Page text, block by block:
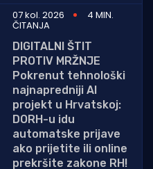
07 kol. 2026
4 MIN.
ČITANJA
DIGITALNI ŠTIT
PROTIV MRŽNJE
Pokrenut tehnološki
najnapredniji AI
projekt u Hrvatskoj:
DORH-u idu
automatske prijave
ako prijetite ili online
prekršite zakone RH!